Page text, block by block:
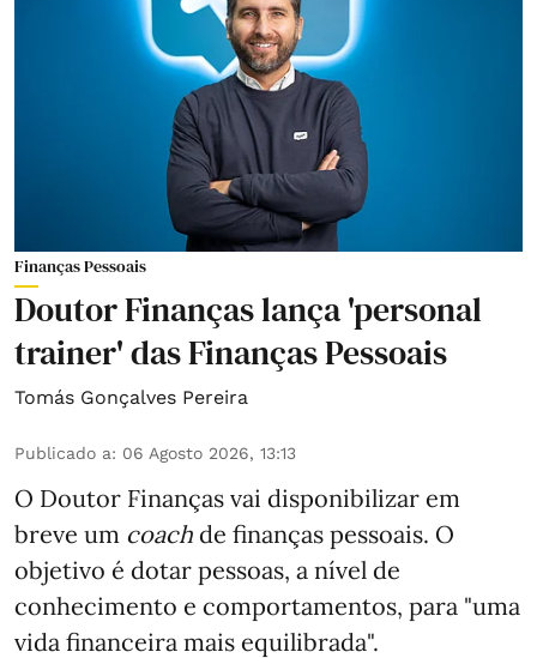
Finanças Pessoais
Doutor Finanças lança 'personal
trainer' das Finanças Pessoais
Tomás Gonçalves Pereira
Publicado a: 06 Agosto 2026, 13:13
O Doutor Finanças vai disponibilizar em
breve um coach de finanças pessoais. O
objetivo é dotar pessoas, a nível de
conhecimento e comportamentos, para "uma
vida financeira mais equilibrada".